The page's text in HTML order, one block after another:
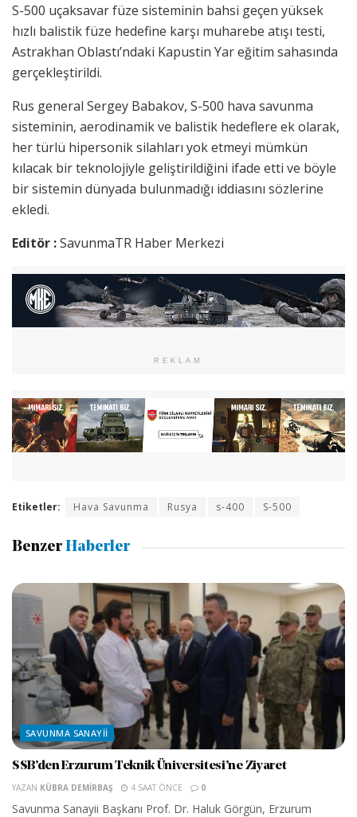
S-500 uçaksavar füze sisteminin bahsi geçen yüksek
hızlı balistik füze hedefine karşı muharebe atışı testi,
Astrakhan Oblastı’ndaki Kapustin Yar eğitim sahasında
gerçekleştirildi.
Rus general Sergey Babakov, S-500 hava savunma
sisteminin, aerodinamik ve balistik hedeflere ek olarak,
her türlü hipersonik silahları yok etmeyi mümkün
kılacak bir teknolojiyle geliştirildiğini ifade etti ve böyle
bir sistemin dünyada bulunmadığı iddiasını sözlerine
ekledi.
Editör :SavunmaTR Haber Merkezi
REKLAM
Etiketler: Hava Savunma Rusya s-400 S-500
Benzer Haberler
SAVUNMA SANAYII
SSB’den Erzurum Teknik Üniversitesi’ne Ziyaret
YAZAN KÜBRA DEMIRBAŞ 4 SAAT ÖNCE 0
Savunma Sanayii Başkanı Prof. Dr. Haluk Görgün, Erzurum